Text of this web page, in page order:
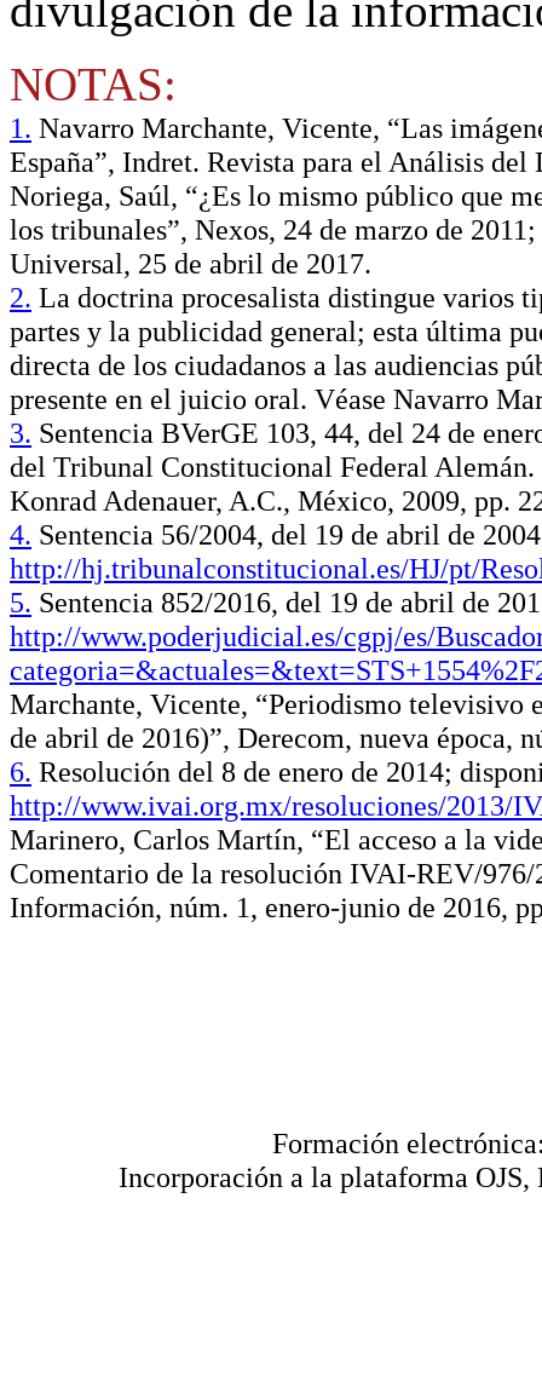
NOTAS:
1. Navarro Marchante, Vicente, “Las
España”, Indret. Revista para el Análisis
Noriega, Saúl, “¿Es lo mismo público que
los tribunales”, Nexos, 24 de marzo de
Universal, 25 de abril de 2017.
2. La doctrina procesalista distingue varios
partes y la publicidad general; esta última
directa de los ciudadanos a las audiencias
presente en el juicio oral. Véase Navarro
3. Sentencia BVerGE 103, 44, del 24 de
del Tribunal Constitucional Federal Alemán.
Konrad Adenauer, A.C., México, 2009, pp.
4. Sentencia 56/2004, del 19 de abril de
http://hj.tribunalconstitucional.es/HJ/pt/
5. Sentencia 852/2016, del 19 de abril de
http://www.poderjudicial.es/cgpj/es/
Marchante, Vicente, “Periodismo televisivo
de abril de 2016)”, Derecom, nueva época,
6. Resolución del 8 de enero de 2014;
http://www.ivai.org.mx/resoluciones/2013/
Marinero, Carlos Martín, “El acceso a la
Comentario de la resolución IVAI-REV/
Información, núm. 1, enero-junio de 2016,
Formación
Incorporación a la plataforma